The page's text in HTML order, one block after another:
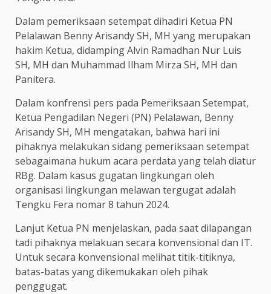
Dalam pemeriksaan setempat dihadiri Ketua PN
Pelalawan Benny Arisandy SH, MH yang merupakan
hakim Ketua, didamping Alvin Ramadhan Nur Luis
SH, MH dan Muhammad Ilham Mirza SH, MH dan
Panitera.
Dalam konfrensi pers pada Pemeriksaan Setempat,
Ketua Pengadilan Negeri (PN) Pelalawan, Benny
Arisandy SH, MH mengatakan, bahwa hari ini
pihaknya melakukan sidang pemeriksaan setempat
sebagaimana hukum acara perdata yang telah diatur
RBg. Dalam kasus gugatan lingkungan oleh
organisasi lingkungan melawan tergugat adalah
Tengku Fera nomar 8 tahun 2024.
Lanjut Ketua PN menjelaskan, pada saat dilapangan
tadi pihaknya melakuan secara konvensional dan IT.
Untuk secara konvensional melihat titik-titiknya,
batas-batas yang dikemukakan oleh pihak
penggugat.